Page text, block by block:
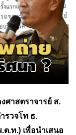
ศาสตราจารย์ ส.
รวจโท ธ.
.ท.) เพื่อนำเสนอ